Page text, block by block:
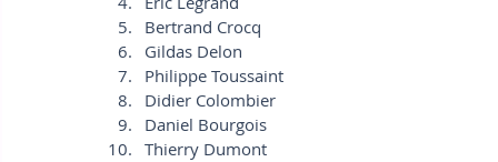
Bertrand Crocq
Gildas Delon
Philippe Toussaint
Didier Colombier
Daniel Bourgois
Thierry Dumont